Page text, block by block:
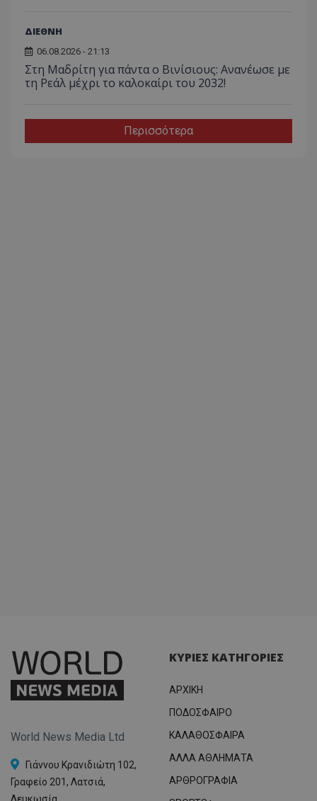
ΔΙΕΘΝΗ
06.08.2026 - 21:13
Στη Μαδρίτη για πάντα ο Βινίσιους: Ανανέωσε με
τη Ρεάλ μέχρι το καλοκαίρι του 2032!
Περισσότερα
World News Media Ltd
Γιάννου Κρανιδιώτη 102,
Γραφείο 201, Λατσιά,
ΚΥΡΙΕΣ ΚΑΤΗΓΟΡΙΕΣ
ΑΡΧΙΚΗ
ΠΟΔΟΣΦΑΙΡΟ
ΚΑΛΑΘΟΣΦΑΙΡΑ
ΑΛΛΑ ΑΘΛΗΜΑΤΑ
ΑΡΘΡΟΓΡΑΦΙΑ